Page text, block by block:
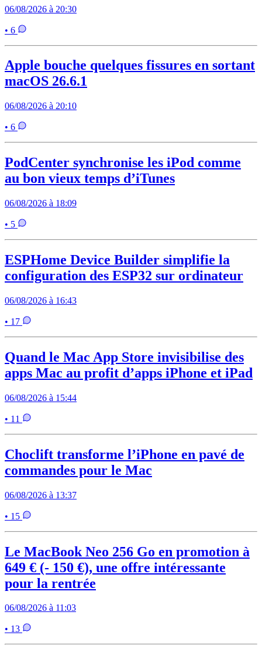
06/08/2026 à 20:30
• 6
Apple bouche quelques fissures en sortant
macOS 26.6.1
06/08/2026 à 20:10
• 6
PodCenter synchronise les iPod comme
au bon vieux temps d’iTunes
06/08/2026 à 18:09
• 5
ESPHome Device Builder simplifie la
configuration des ESP32 sur ordinateur
06/08/2026 à 16:43
• 17
Quand le Mac App Store invisibilise des
apps Mac au profit d’apps iPhone et iPad
06/08/2026 à 15:44
• 11
Choclift transforme l’iPhone en pavé de
commandes pour le Mac
06/08/2026 à 13:37
• 15
Le MacBook Neo 256 Go en promotion à
649 € (- 150 €), une offre intéressante
pour la rentrée
06/08/2026 à 11:03
• 13